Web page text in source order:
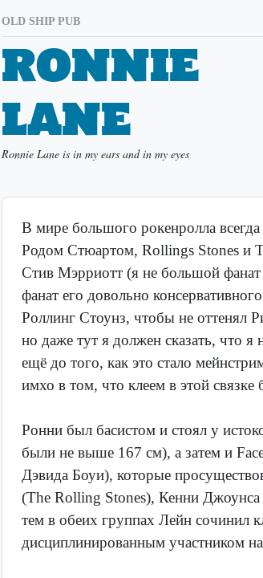
OLD SHIP PUB
Ronnie
Lane
Ronnie Lane is in my ears and in my eyes
В мире большого рокенролла
Родом Стюартом, Rollings Stones и
Стив Мэрриотт (я не большой
фанат его довольно
Роллинг Стоунз, чтобы не оттенял
но даже тут я должен сказать, что
ещё до того, как это стало
имхо в том, что клеем в этой
Ронни был басистом и стоял у
были не выше 167 см), а затем и
Дэвида Боуи), которые
(The Rolling Stones), Кенни
тем в обеих группах Лейн сочинил
дисциплинированным участником